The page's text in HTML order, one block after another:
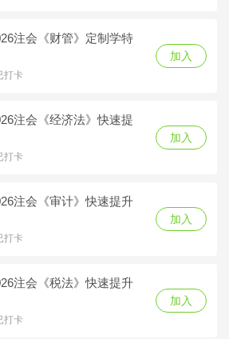
加入
注会《战略》定制学特
加入
加入
加入
注会《财管》定制学特
打卡
加入
注会《经济法》快速提
打卡
加入
注会《审计》快速提升
打卡
加入
注会《税法》快速提升
打卡
加入